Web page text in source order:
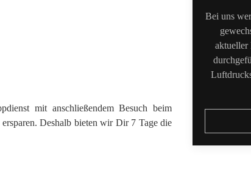
mit anschließendem Besuch beim
Deshalb bieten wir Dir 7 Tage die
Bei uns
aktueller